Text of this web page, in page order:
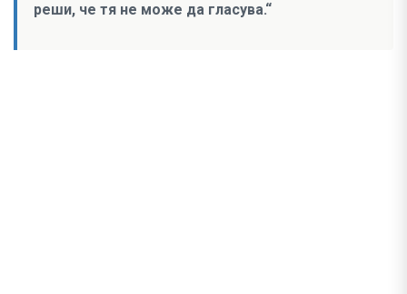
реши, че тя не може да гласува.“